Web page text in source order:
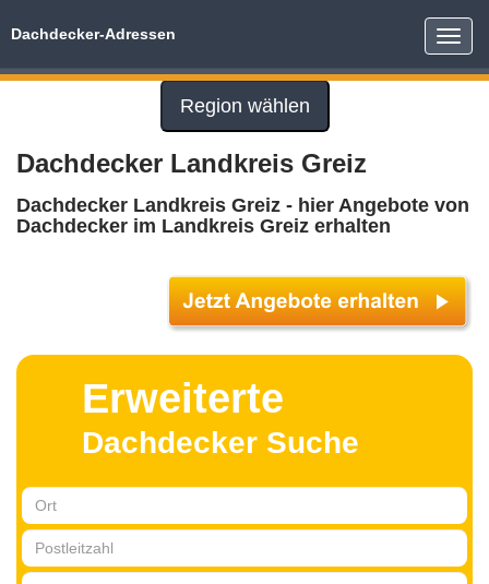
Toggle
Dachdecker-Adressen
Region wählen
Dachdecker Landkreis Greiz
Dachdecker Landkreis Greiz - hier Angebote von
Dachdecker im Landkreis Greiz erhalten
Erweiterte
Dachdecker Suche